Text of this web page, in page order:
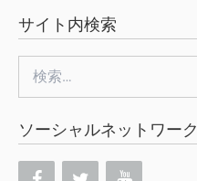
サイト内検索
索:
ソーシャルネットワーク